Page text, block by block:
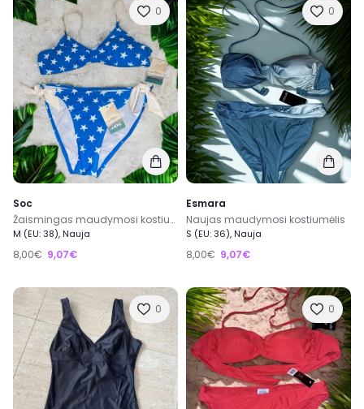
0
Soc
Žaismingas maudymosi kostiumėlis
M (EU: 38), Nauja
8,00€ 9,07€
0
Esmara
Naujas maudymosi kostiumėlis
S (EU: 36), Nauja
8,00€ 9,07€
0 0